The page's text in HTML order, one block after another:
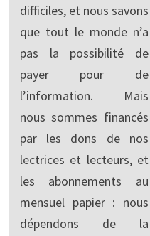
difficiles, et nous savons
que tout le monde n’a
pas la possibilité de
payer pour de
l’information. Mais
nous sommes financés
par les dons de nos
lectrices et lecteurs, et
les abonnements au
mensuel papier : nous
dépendons de la